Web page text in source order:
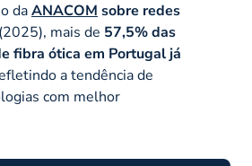
daANACOM sobre redes
(2025), mais de 57,5% das
fibra ótica em Portugal já
a tendência de
com melhor